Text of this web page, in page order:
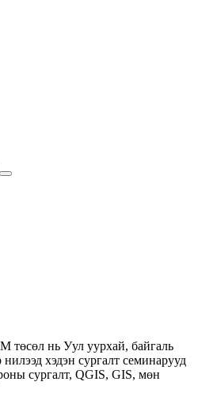
нь Уул уурхай, байгаль
хэдэн сургалт семинарууд
сургалт, QGIS, GIS, мөн